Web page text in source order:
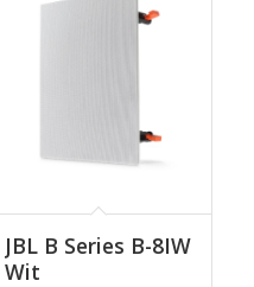
JBL B Series B-8IW
Wit